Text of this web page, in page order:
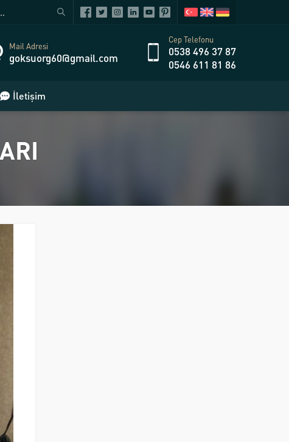
Mail Adresi
goksuorg60@gmail.com
Cep Telefonu
0538 496 37 87
0546 611 81 86
İletişim